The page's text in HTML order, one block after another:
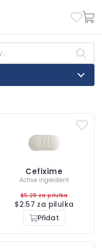
Cefixime
Active ingredient
$5.28 za pilulka
$2.57 za pilulka
Přidat